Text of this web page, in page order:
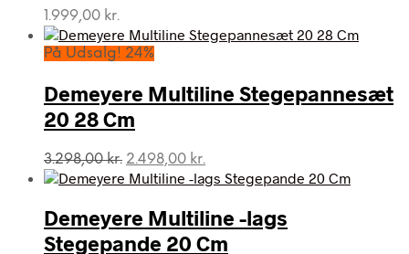
1.999,00 kr.
På Udsalg! 24%
Demeyere Multiline Stegepannesæt
20 28 Cm
3.298,00kr. Den
oprindelige
var:
3.298,00 kr..
2.498,00 kr.
aktuelle
er:
2.498,00 kr..
Demeyere Multiline -lags
Stegepande 20 Cm